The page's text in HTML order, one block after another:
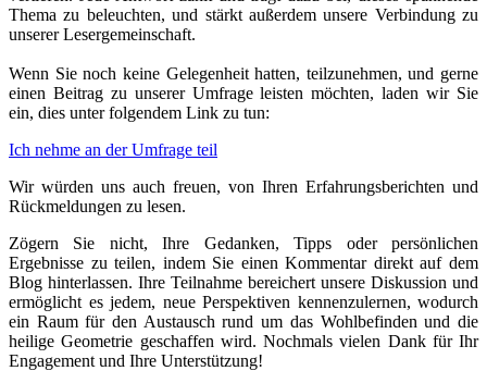
Thema zu beleuchten, und stärkt außerdem unsere Verbindung zu
unserer Lesergemeinschaft.
Wenn Sie noch keine Gelegenheit hatten, teilzunehmen, und gerne
einen Beitrag zu unserer Umfrage leisten möchten, laden wir Sie
ein, dies unter folgendem Link zu tun:
Ich nehme an der Umfrage teil
Wir würden uns auch freuen, von Ihren Erfahrungsberichten und
Rückmeldungen zu lesen.
Zögern Sie nicht, Ihre Gedanken, Tipps oder persönlichen
Ergebnisse zu teilen, indem Sie einen Kommentar direkt auf dem
Blog hinterlassen. Ihre Teilnahme bereichert unsere Diskussion und
ermöglicht es jedem, neue Perspektiven kennenzulernen, wodurch
ein Raum für den Austausch rund um das Wohlbefinden und die
heilige Geometrie geschaffen wird. Nochmals vielen Dank für Ihr
Engagement und Ihre Unterstützung!